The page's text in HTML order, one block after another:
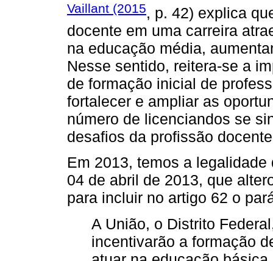
Vaillant (2015, p. 42) explica
docente em uma carreira
na educação média,
Nesse sentido, reitera-se a
de formação inicial de
fortalecer e ampliar as
número de licenciandos se
desafios da profissão
Em 2013, temos a
04 de abril de 2013, que
para incluir no artigo 62 o
A União, o Distrito
incentivarão a formação